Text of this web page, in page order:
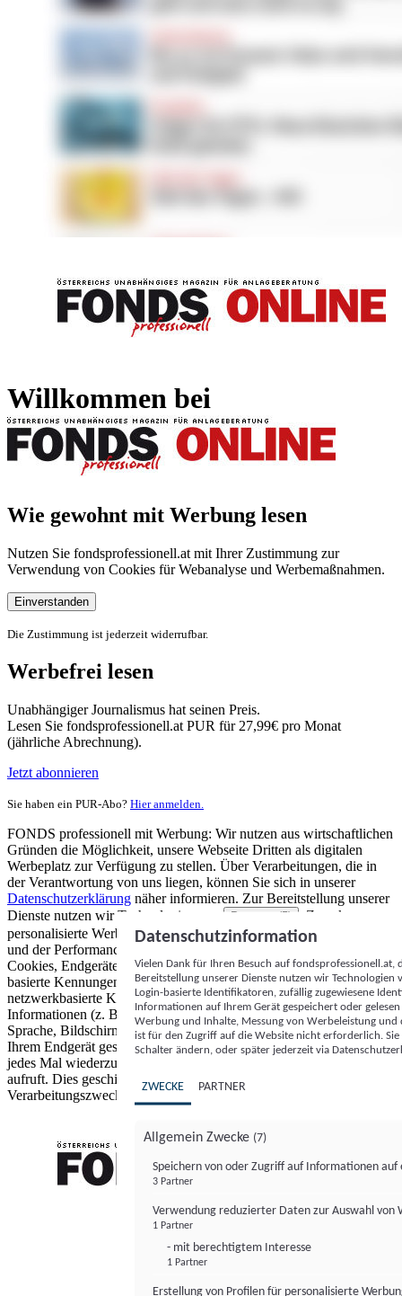
Willkommen bei
Wie gewohnt mit Werbung lesen
Nutzen Sie fondsprofessionell.at mit Ihrer Zustimmung zur
Verwendung von Cookies für Webanalyse und Werbemaßnahmen.
Einverstanden
Die Zustimmung ist jederzeit widerrufbar.
Werbefrei lesen
Unabhängiger Journalismus hat seinen Preis.
Lesen Sie fondsprofessionell.at PUR für 27,99€ pro Monat
(jährliche Abrechnung).
Jetzt abonnieren
Sie haben ein PUR-Abo? Hier anmelden.
FONDS professionell mit Werbung: Wir nutzen aus wirtschaftlichen
Gründen die Möglichkeit, unsere Webseite Dritten als digitalen
Werbeplatz zur Verfügung zu stellen. Über Verarbeitungen, die in
der Verantwortung von uns liegen, können Sie sich in unserer
Datenschutzerklärung näher informieren. Zur Bereitstellung unserer
Dienste nutzen wir Technologien von
Partnern (5)
. Zwecke:
personalisierte Werbung und Inhalte, Messung von Werbeleistung
und der Performance von Inhalten sowie Zielgruppenforschung.
Cookies, Endgeräte- oder ähnliche Online-Kennungen (z. B. login-
basierte Kennungen, zufällig generierte Kennungen,
netzwerkbasierte Kennungen) können zusammen mit anderen
Informationen (z. B. Browsertyp und Browserinformationen,
Sprache, Bildschirmgröße, unterstützte Technologien usw.) auf
Ihrem Endgerät gespeichert oder von dort ausgelesen werden, um es
jedes Mal wiederzuerkennen, wenn es eine App oder einer Webseite
aufruft. Dies geschieht für einen oder mehrere der hier aufgeführten
Verarbeitungszwecke.
Datenschutzinformation
Vielen Dank für Ihren Besuch auf
Bereitstellung unserer Dienste nutzen wir Technologien
Login-basierte Identifikatoren, zufällig zugewiesene
Informationen auf Ihrem Gerät gespeichert oder
Werbung und Inhalte, Messung von Werbeleistung
ist für den Zugriff auf die Website nicht erforderlich.
Schalter ändern, oder später jederzeit via
ZWECKE PARTNER
Allgemein Zwecke (7)
Speichern von oder Zugriff auf Informationen auf
3 Partner
Verwendung reduzierter Daten zur Auswahl von
1 Partner
- mit berechtigtem Interesse
1 Partner
Erstellung von Profilen für personalisierte
FONDS professionell